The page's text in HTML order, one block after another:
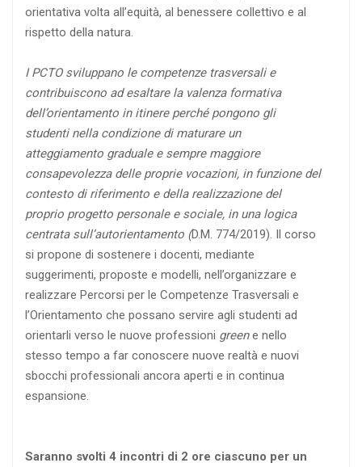
orientativa volta all’equità, al benessere collettivo e al
rispetto della natura.
I PCTO sviluppano le competenze trasversali e
contribuiscono ad esaltare la valenza formativa
dell’orientamento in itinere perché pongono gli
studenti nella condizione di maturare un
atteggiamento graduale e sempre maggiore
consapevolezza delle proprie vocazioni, in funzione del
contesto di riferimento e della realizzazione del
proprio progetto personale e sociale, in una logica
centrata sull’autorientamento (D.M. 774/2019). Il corso
si propone di sostenere i docenti, mediante
suggerimenti, proposte e modelli, nell’organizzare e
realizzare Percorsi per le Competenze Trasversali e
l’Orientamento che possano servire agli studenti ad
orientarli verso le nuove professioni greene nello
stesso tempo a far conoscere nuove realtà e nuovi
sbocchi professionali ancora aperti e in continua
espansione.
Saranno svolti 4 incontri di 2 ore ciascuno per un